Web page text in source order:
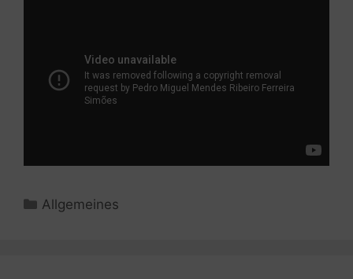
Kategorien
Allgemeines